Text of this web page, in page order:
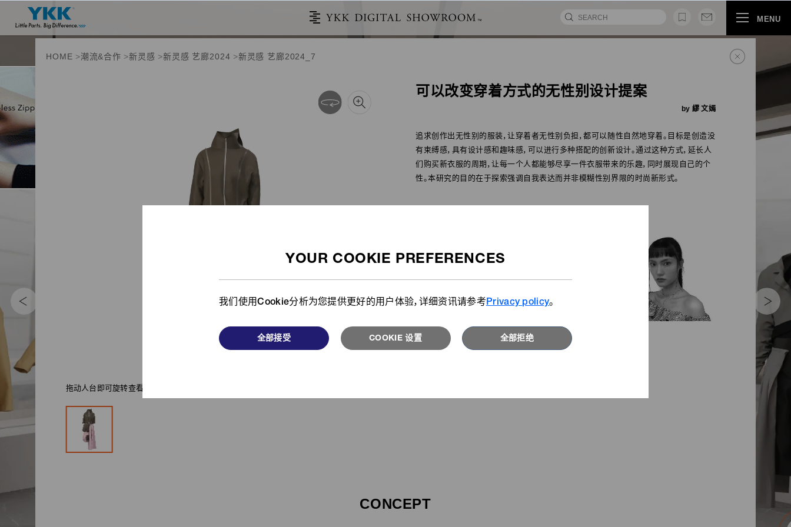
我们使用Cookie分析为您提供更好的用户体验，详细资讯请参考Privacy policy。
COOKIE 设置
全部接受 全部拒绝
MENU
新灵感 艺廊
您可以在此查看过去的学生合作作品。
2024 QuickFree®/咬布减轻拉链
拖动人台即可旋转查看
可以改变穿着方式的无性别设计提案
by 繆 文嫣
追求创作出无性别的服装，让穿着者无性别负担，都可以随性自然地穿着。目标是创造没
有束缚感，具有设计感和趣味感，可以进行多种搭配的创新设计。通过这种方式，延长人
们购买新衣服的周期，让每一个人都能够尽享一件衣服带来的乐趣，同时展现自己的个
性。本研究的目的在于探索强调自我表达而并非模糊性别界限的时尚新形式。
项目
CONCEPT
HOME 潮流&合作 新灵感 新灵感 艺廊2024 新灵感 艺廊2024_7